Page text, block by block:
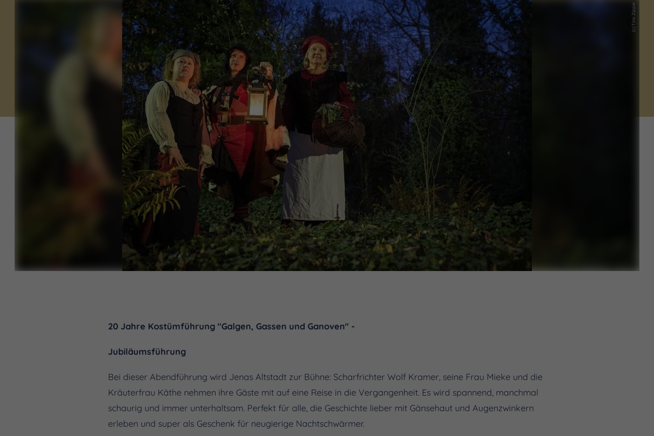
(c) Tino Zippel
20 Jahre Kostümführung "Galgen, Gassen und Ganoven" -
Jubiläumsführung
Bei dieser Abendführung wird Jenas Altstadt zur Bühne: Scharfrichter Wolf Kramer, seine Frau Mieke und die
Kräuterfrau Käthe nehmen ihre Gäste mit auf eine Reise in die Vergangenheit. Es wird spannend, manchmal
schaurig und immer unterhaltsam. Perfekt für alle, die Geschichte lieber mit Gänsehaut und Augenzwinkern
erleben und super als Geschenk für neugierige Nachtschwärmer.